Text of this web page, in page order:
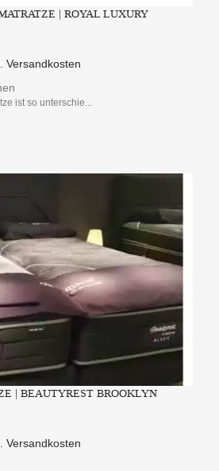
| ROYAL LUXURY
Versandkosten
ist so unterschie...
| BEAUTYREST BROOKLYN
Versandkosten